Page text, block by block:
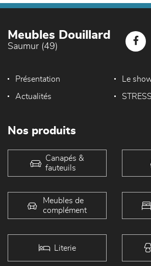
Meubles Douillard
Saumur (49)
Présentation Le
Actualités
Nos produits
Canapés &
fauteuils
Meubles de
complément
Literie